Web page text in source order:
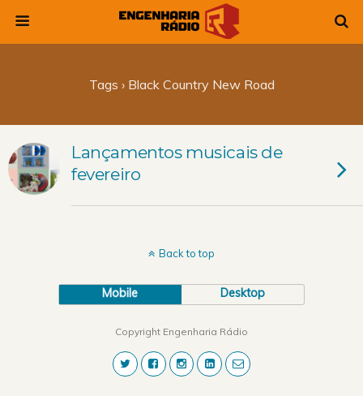
Tags › Black Country New Road
Lançamentos musicais de
fevereiro
Back to top
Mobile Desktop
Copyright Engenharia Rádio